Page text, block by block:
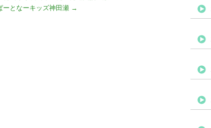
ーとなーキッズ神田瀬 →